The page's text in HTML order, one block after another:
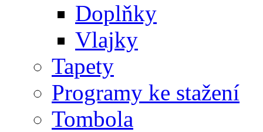
Doplňky
Vlajky
Tapety
Programy ke stažení
Tombola